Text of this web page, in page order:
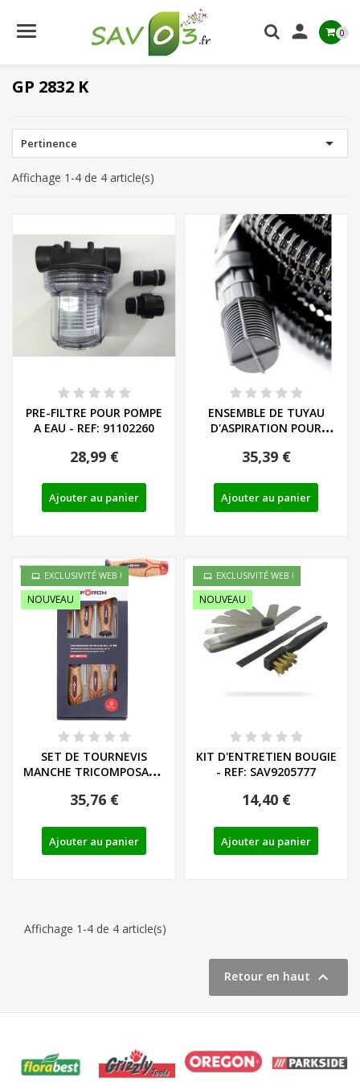
 0
GP 2832 K
Pertinence 
Affichage 1-4 de 4 article(s)
PRE-FILTRE POUR POMPE
A EAU - REF: 91102260
28,99 €
Ajouter au panier
ENSEMBLE DE TUYAU
D'ASPIRATION POUR
35,39 €
Ajouter au panier
EXCLUSIVITÉ WEB !
NOUVEAU
SET DE TOURNEVIS
MANCHE TRICOMPOSANT
35,76 €
Ajouter au panier
EXCLUSIVITÉ WEB !
NOUVEAU
KIT D'ENTRETIEN BOUGIE
- REF: SAV9205777
14,40 €
Ajouter au panier
Affichage 1-4 de 4 article(s)
Retour en haut 